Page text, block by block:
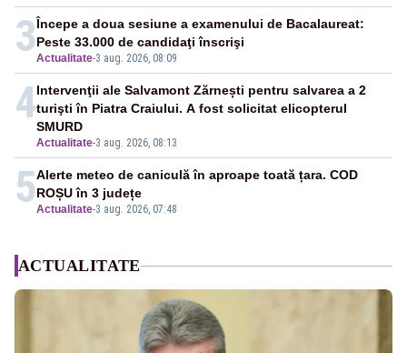
3Actualitate-3 aug. 2026, 08:09
Începe a doua sesiune a examenului de Bacalaureat:
Peste 33.000 de candidaţi înscrişi
4
Actualitate-3 aug. 2026, 08:13
Intervenţii ale Salvamont Zărnești pentru salvarea a 2
turişti în Piatra Craiului. A fost solicitat elicopterul
SMURD
5Actualitate-3 aug. 2026, 07:48
Alerte meteo de caniculă în aproape toată țara. COD
ROȘU în 3 județe
ACTUALITATE